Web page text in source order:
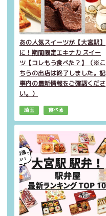
あの人気スイーツが【大宮駅】
に！期間限定エキナカ スイー
ツ【コレもう食べた？】（※こ
ちらの出店は終了しました。記
事内の最新情報をご確認くださ
い。）
埼玉 食べる